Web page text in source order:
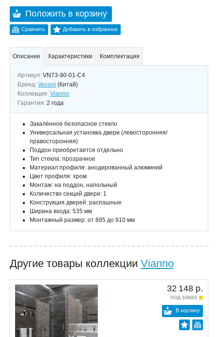
Положить в корзину
Сравнить Добавить в избранное
Описание Характеристики Комплектация
Артикул: VN73-90-01-C4
Бренд: Veconi (Китай)
Коллекция: Vianno
Гарантия: 2 года
Закалённое безопасное стекло
Универсальная установка двери (левосторонняя/
правосторонняя)
Поддон приобретается отдельно
Тип стекла: прозрачное
Материал профиля: анодированный алюминий
Цвет профиля: хром
Монтаж: на поддон, напольный
Количество секций двери: 1
Конструкция дверей: распашные
Ширина входа: 535 мм
Монтажный размер: от 895 до 910 мм
Другие товары коллекции Vianno
32 148 р.
под заказ
В корзину